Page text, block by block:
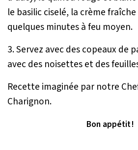
le basilic ciselé, la crème
quelques minutes à feu moyen.
3. Servez avec des copeaux de
avec des noisettes et des
Recette imaginée par notre
Charignon.
Bon appétit !